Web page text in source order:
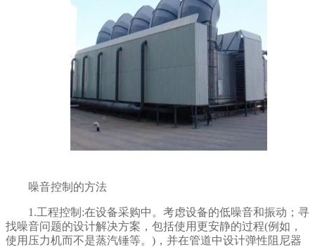
噪音控制的方法
1.工程控制:在设备采购中。考虑设备的低噪音和振动；寻
找噪音问题的设计解决方案，包括使用更安静的过程(例如，
使用压力机而不是蒸汽锤等。)，并在管道中设计弹性阻尼器